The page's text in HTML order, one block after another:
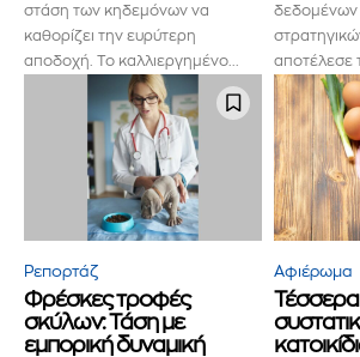
και δεν θα σας στείλουμε ανεπιθύμητα
πληροφορίες σας είναι ασφαλείς μαζί μας.
ΕΓΓΡΑΦΉ!
στάση των κηδεμόνων να
καθορίζει την ευρύτερη
αποδοχή. Το καλλιεργημένο...
δεδομένων
στρατηγικών
αποτέλεσε
Ρεπορτάζ
Φρέσκες τροφές
σκύλων: Τάση με
εμπορική δυναμική
Αφιέρωμα
Τέσσερα